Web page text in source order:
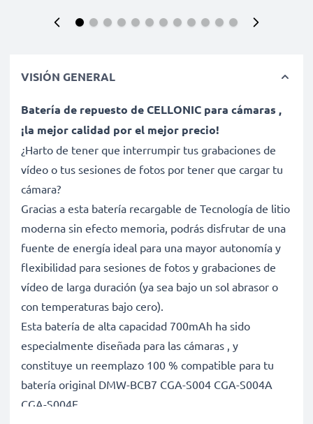
VISIÓN GENERAL
Batería de repuesto de CELLONIC para cámaras ,
¡la mejor calidad por el mejor precio!
¿Harto de tener que interrumpir tus grabaciones de
vídeo o tus sesiones de fotos por tener que cargar tu
cámara?
Gracias a esta batería recargable de Tecnología de litio
moderna sin efecto memoria, podrás disfrutar de una
fuente de energía ideal para una mayor autonomía y
flexibilidad para sesiones de fotos y grabaciones de
vídeo de larga duración (ya sea bajo un sol abrasor o
con temperaturas bajo cero).
Esta batería de alta capacidad 700mAh ha sido
especialmente diseñada para las cámaras , y
constituye un reemplazo 100 % compatible para tu
batería original DMW-BCB7 CGA-S004 CGA-S004A
CGA-S004E.